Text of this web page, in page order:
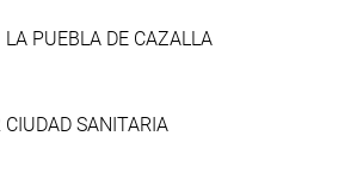
PUEBLA DE CAZALLA
SANITARIA